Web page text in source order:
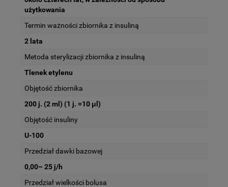
użytkowania
Termin ważności zbiornika z insuliną
2 lata
Metoda sterylizacji zbiornika z insuliną
Tlenek etylenu
Objętość zbiornika
200 j. (2 ml) (1 j. =10 μl)
Objętość insuliny
U-100
Przedział dawki bazowej
0,00~ 25 j/h
Przedział wielkości bolusa